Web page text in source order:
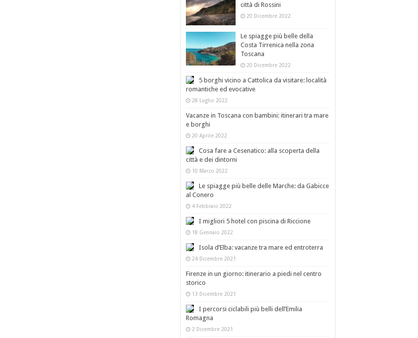
città di Rossini
20 Dicembre 2022
Le spiagge più belle della
Costa Tirrenica nella zona
Toscana
20 Dicembre 2022
5 borghi vicino a Cattolica da visitare: località
romantiche ed evocative
28 Luglio 2022
Vacanze in Toscana con bambini: itinerari tra mare
e borghi
20 Aprile 2022
Cosa fare a Cesenatico: alla scoperta della
città e dei dintorni
10 Marzo 2022
Le spiagge più belle delle Marche: da Gabicce
al Conero
4 Febbraio 2022
I migliori 5 hotel con piscina di Riccione
18 Gennaio 2022
Isola d’Elba: vacanze tra mare ed entroterra
24 Dicembre 2021
Firenze in un giorno: itinerario a piedi nel centro
storico
13 Dicembre 2021
I percorsi ciclabili più belli dell’Emilia
Romagna
2 Dicembre 2021